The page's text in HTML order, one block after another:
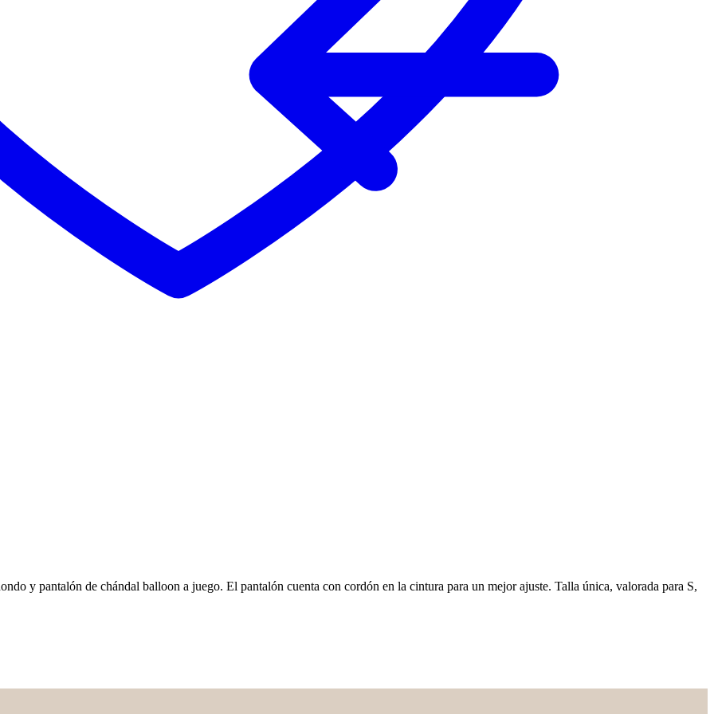
y pantalón de chándal balloon a juego. El pantalón cuenta con cordón en la cintura para un mejor ajuste. Talla única, valorada para S,